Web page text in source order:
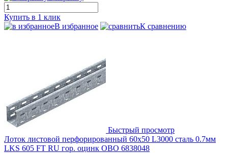
Купить в 1 клик
В избранное
К сравнению
Быстрый просмотр
Лоток листовой перфорированный 60х50 L3000 сталь 0.7мм
LKS 605 FT RU гор. оцинк OBO 6838048